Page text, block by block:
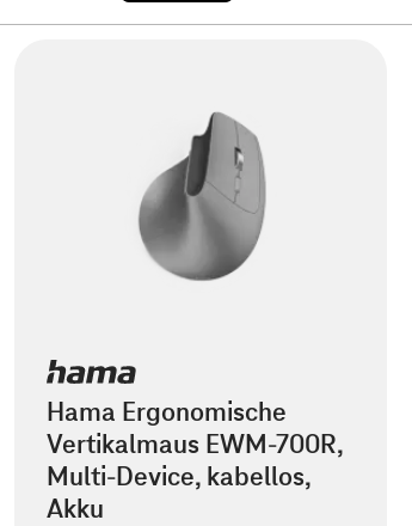
Hama Ergonomische
Vertikalmaus EWM-700R,
Multi-Device, kabellos,
Akku